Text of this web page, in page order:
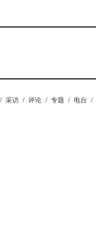
/ 采访 / 评论 / 专题 / 电台 /